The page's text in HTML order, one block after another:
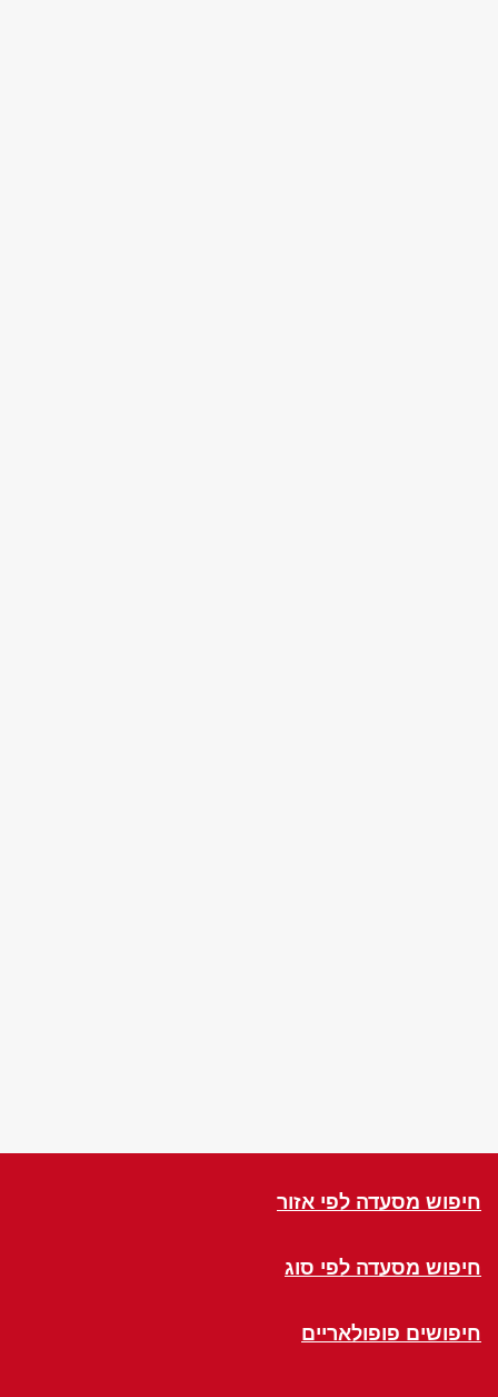
חיפוש מסעדה לפי אזור
חיפוש מסעדה לפי סוג
חיפושים פופולאריים